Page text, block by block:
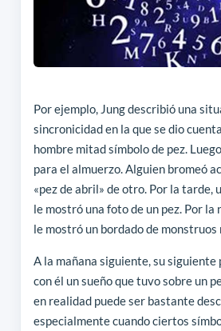
Por ejemplo, Jung describió una
sincronicidad en la que se dio
hombre mitad símbolo de pez.
para el almuerzo. Alguien bromeó
«pez de abril» de otro. Por la tarde,
le mostró una foto de un pez. Por la
le mostró un bordado de monstruos
A la mañana siguiente, su
con él un sueño que tuvo sobre un
en realidad puede ser bastante
especialmente cuando ciertos